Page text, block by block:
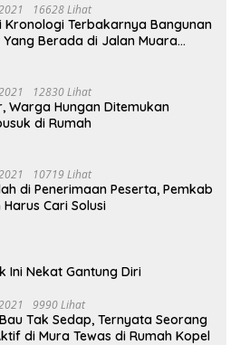
16628 Lihat
Kronologi Terbakarnya Bangunan
Yang Berada di Jalan Muara
12830 Lihat
Warga Hungan Ditemukan
di Rumah
10719 Lihat
di Penerimaan Peserta, Pemkab
Cari Solusi
Ini Nekat Gantung Diri
9990 Lihat
Tak Sedap, Ternyata Seorang
di Mura Tewas di Rumah Kopel